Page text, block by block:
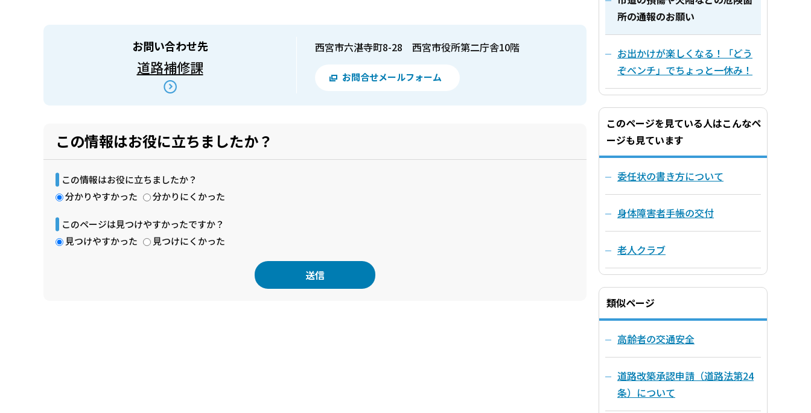
お問い合わせ先
道路補修課
西宮市六湛寺町8-28 西宮市役所第二庁舎10階
お問合せメールフォーム
この情報はお役に立ちましたか？
この情報はお役に立ちましたか？
分かりやすかった
分かりにくかった
このページは見つけやすかったですか？
見つけやすかった
見つけにくかった
所の通報のお願い
お出かけが楽しくなる！「どう
ぞベンチ」でちょっと一休み！
このページを見ている人はこんなペ
ージも見ています
委任状の書き方について
身体障害者手帳の交付
老人クラブ
類似ページ
高齢者の交通安全
道路改築承認申請（道路法第24
条）について